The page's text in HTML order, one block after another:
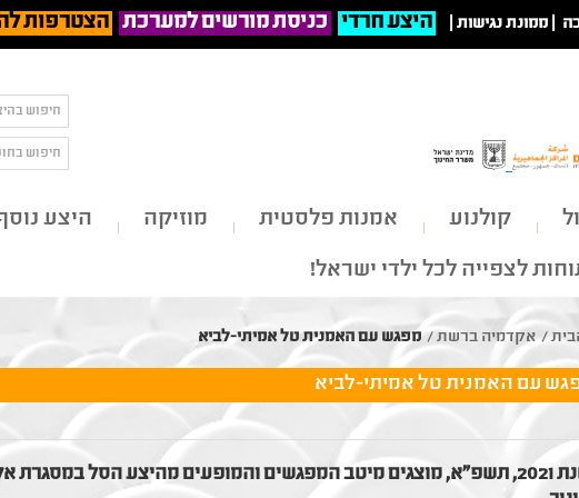
ממונת נגישות היצע חרדי כניסת מורשים למערכת הצטרפות
קולנוע אמנות פלסטית מוזיקה
היצע
לצפייה לכל ילדי ישראל!
/ אקדמיה ברשת/ מפגש עם האמנית טל אמיתי-לביא
עם האמנית טל אמיתי-לביא
בשנת 2021, תשפ"א, מוצגים מיטב המפגשים והמופעים מהיצע הסל